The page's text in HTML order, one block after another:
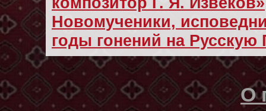
Новомученики,
годы гонений на
О